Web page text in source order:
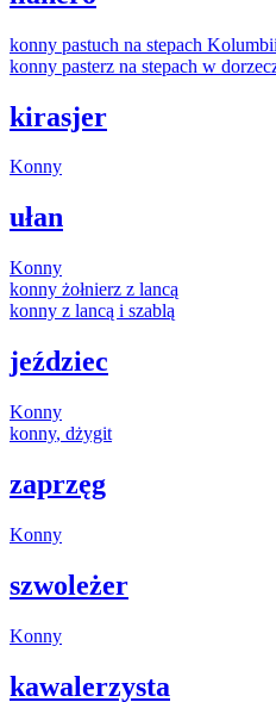
konny pastuch na stepach
konny pasterz na stepach w
kirasjer
Konny
ułan
Konny
konny żołnierz z lancą
konny z lancą i szablą
jeździec
Konny
konny, dżygit
zaprzęg
Konny
szwoleżer
Konny
kawalerzysta